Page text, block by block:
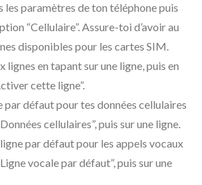
les paramètres de ton téléphone puis
“Cellulaire”. Assure-toi d’avoir au
disponibles pour les cartes SIM.
lignes en tapant sur une ligne, puis en
cette ligne”.
par défaut pour tes données cellulaires
cellulaires”, puis sur une ligne.
par défaut pour les appels vocaux
vocale par défaut”, puis sur une